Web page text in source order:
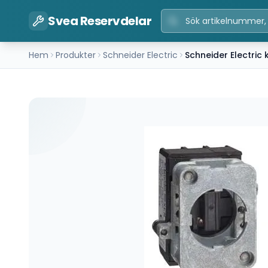
Svea Reservdelar
Hem Produkter Schneider Electric Schneider Electric